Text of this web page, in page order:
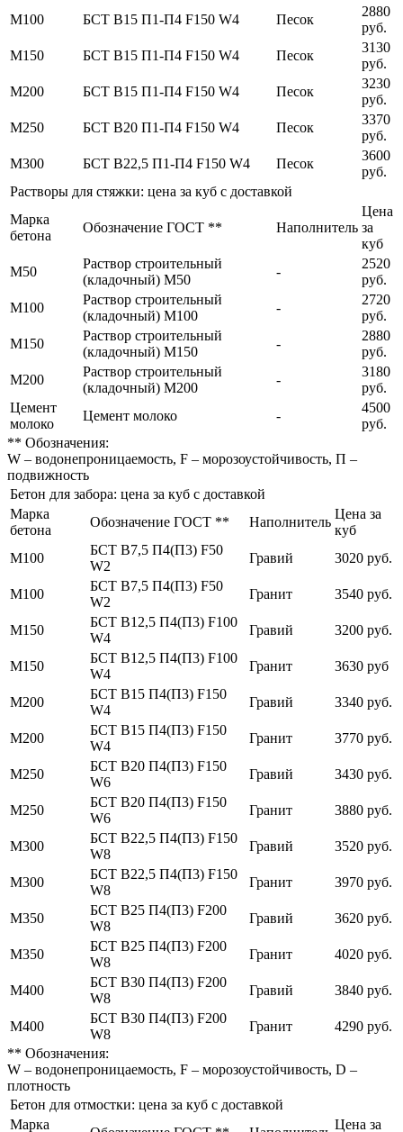
М100
БСТ В15 П1-П4 F150 W4 Песок
2880
руб.
М150
БСТ В15 П1-П4 F150 W4 Песок
3130
руб.
М200
БСТ В15 П1-П4 F150 W4 Песок
3230
руб.
М250
БСТ В20 П1-П4 F150 W4 Песок
3370
руб.
М300
БСТ В22,5 П1-П4 F150 W4 Песок
3600
руб.
Растворы для стяжки: цена за куб с доставкой
Марка
бетона
Обозначение ГОСТ ** Наполнитель
Цена
за
куб
М50
Раствор строительный
(кладочный) М50
-
2520
руб.
М100
Раствор строительный
(кладочный) М100
-
2720
руб.
М150
Раствор строительный
(кладочный) М150
-
2880
руб.
М200
Раствор строительный
(кладочный) М200
-
3180
руб.
Цемент
молоко
Цемент молоко -
4500
руб.
** Обозначения:
W – водонепроницаемость, F – морозоустойчивость, П –
подвижность
Бетон для забора: цена за куб с доставкой
Марка
бетона
Обозначение ГОСТ ** Наполнитель
Цена за
куб
М100
БСТ В7,5 П4(П3) F50
W2
Гравий 3020 руб.
М100
БСТ В7,5 П4(П3) F50
W2
Гранит 3540 руб.
М150
БСТ В12,5 П4(П3) F100
W4
Гравий 3200 руб.
М150
БСТ В12,5 П4(П3) F100
W4
Гранит 3630 руб
М200
БСТ В15 П4(П3) F150
W4
Гравий 3340 руб.
М200
БСТ В15 П4(П3) F150
W4
Гранит 3770 руб.
М250
БСТ В20 П4(П3) F150
W6
Гравий 3430 руб.
М250
БСТ В20 П4(П3) F150
W6
Гранит 3880 руб.
М300
БСТ В22,5 П4(П3) F150
W8
Гравий 3520 руб.
М300
БСТ В22,5 П4(П3) F150
W8
Гранит 3970 руб.
М350
БСТ В25 П4(П3) F200
W8
Гравий 3620 руб.
М350
БСТ В25 П4(П3) F200
W8
Гранит 4020 руб.
М400
БСТ В30 П4(П3) F200
W8
Гравий 3840 руб.
М400
БСТ В30 П4(П3) F200
W8
Гранит
4290 руб.
** Обозначения:
W – водонепроницаемость, F – морозоустойчивость, D –
плотность
Бетон для отмостки: цена за куб с доставкой
Марка
Цена за